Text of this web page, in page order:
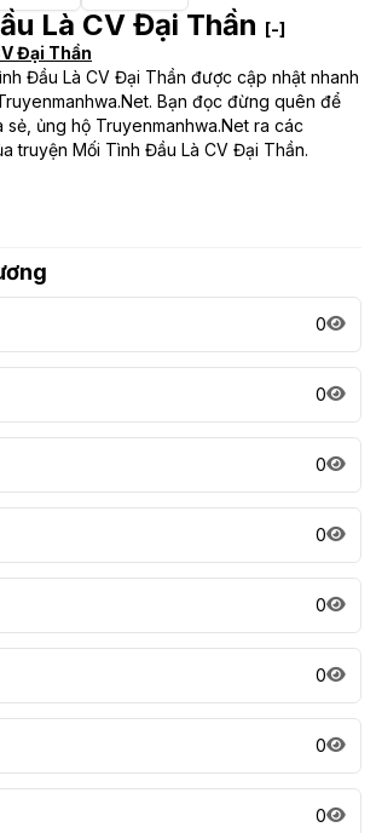
Là CV Đại Thần [-]
Đại Thần
Đầu Là CV Đại Thần được cập nhật nhanh
Bạn đọc đừng quên để
sẻ, ủng hộ Truyenmanhwa.Net ra các
truyện Mối Tình Đầu Là CV Đại Thần.
0
0
0
0
0
0
0
0